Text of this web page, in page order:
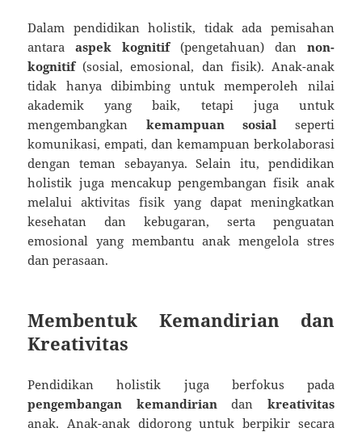
Dalam pendidikan holistik, tidak ada pemisahan
antaraaspek kognitif(pengetahuan) dan non-
kognitif(sosial, emosional, dan fisik). Anak-anak
tidak hanya dibimbing untuk memperoleh nilai
akademik yang baik, tetapi juga untuk
mengembangkan kemampuan sosial seperti
komunikasi, empati, dan kemampuan berkolaborasi
dengan teman sebayanya. Selain itu, pendidikan
holistik juga mencakup pengembangan fisik anak
melalui aktivitas fisik yang dapat meningkatkan
kesehatan dan kebugaran, serta penguatan
emosional yang membantu anak mengelola stres
dan perasaan.
Membentuk Kemandirian dan
Kreativitas
Pendidikan holistik juga berfokus pada
pengembangan kemandiriandan kreativitas
anak. Anak-anak didorong untuk berpikir secara